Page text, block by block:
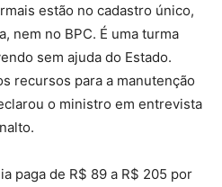
estão no cadastro único,
nem no BPC. É uma turma
sem ajuda do Estado.
recursos para a manutenção
o ministro em entrevista
paga de R$ 89 a R$ 205 por